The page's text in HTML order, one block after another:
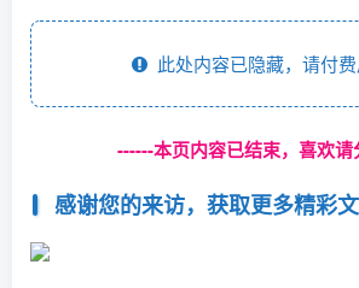
此处内容已隐藏，请付费
------本页内容已结束，喜欢请
感谢您的来访，获取更多精彩文